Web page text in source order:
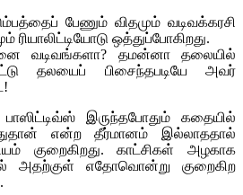
பேணும் விதமும் வடிவக்கரசி
ரியாலிட்டியோடு ஒத்துப்போகிறது.
வடிவங்களா? தமன்னா தலையில்
தலயைப் பிசைந்தபடியே அவர்
இருந்தபோதும் கதையில்
என்ற தீர்மானம் இல்லாததால்
குறைகிறது. காட்சிகள் அழகாக
அதற்குள் எதோவொன்று குறைகிற